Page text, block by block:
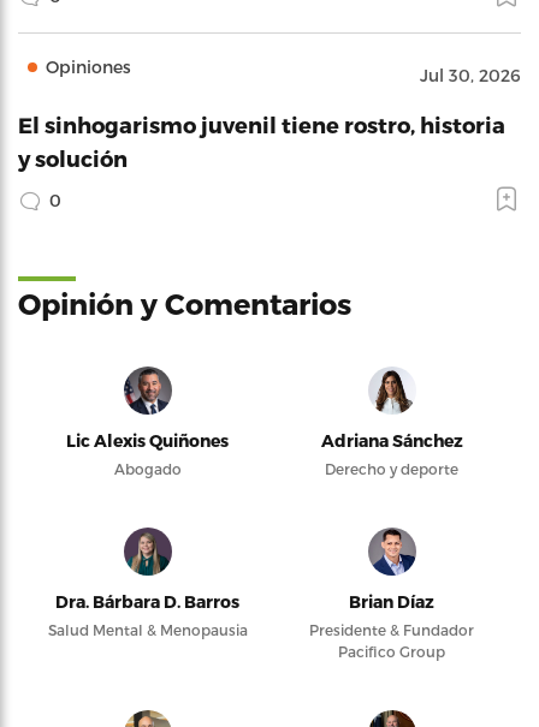
Opiniones Jul 30, 2026
El sinhogarismo juvenil tiene rostro, historia
y solución
0
Opinión y Comentarios
Lic Alexis Quiñones
Abogado
Adriana Sánchez
Derecho y deporte
Dra. Bárbara D. Barros
Salud Mental & Menopausia
Brian Díaz
Presidente & Fundador
Pacifico Group